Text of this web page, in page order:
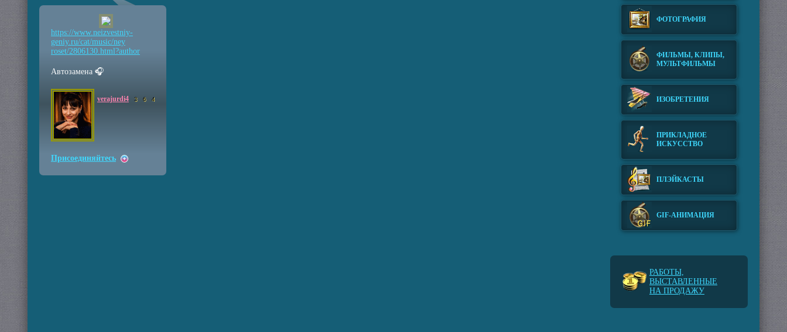
https://www.neizvestniy-
geniy.ru/cat/music/ney
roset/2806130.html?author
Автозамена 🎧
verajurdi4 3 6 4
Присоединяйтесь
ФОТОГРАФИЯ
ФИЛЬМЫ, КЛИПЫ,
МУЛЬТФИЛЬМЫ
ИЗОБРЕТЕНИЯ
ПРИКЛАДНОЕ
ИСКУССТВО
ПЛЭЙКАСТЫ
GIF-АНИМАЦИЯ
РАБОТЫ,
ВЫСТАВЛЕННЫЕ
НА ПРОДАЖУ